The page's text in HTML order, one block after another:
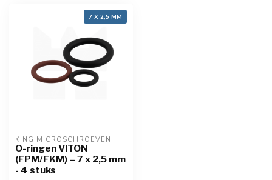
7 X 2,5 MM
KING MICROSCHROEVEN
O-ringen VITON
(FPM/FKM) – 7 x 2,5 mm
- 4 stuks